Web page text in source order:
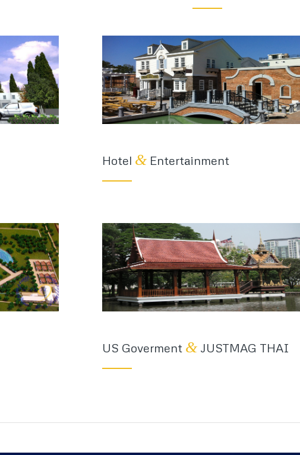
Hotel &Entertainment
US Goverment &JUSTMAG THAI